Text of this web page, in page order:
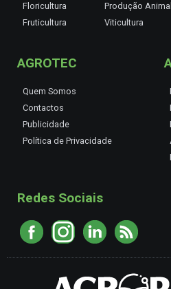
Floricultura
Fruticultura
Produção Animal
Viticultura
AGROTEC
Quem Somos
Contactos
Publicidade
Política de Privacidade
Redes Sociais